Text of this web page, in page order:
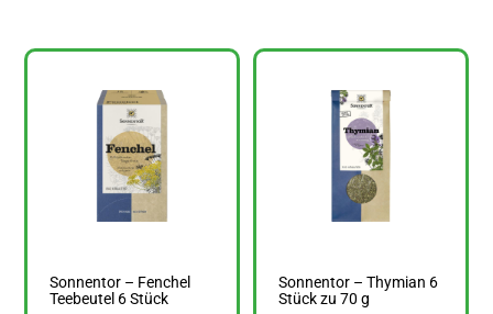
Sonnentor – Fenchel
Teebeutel 6 Stück
Sonnentor – Thymian 6
Stück zu 70 g